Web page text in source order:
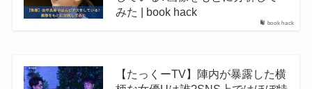
book hack
みた | book hack
【たっくーTV】陣内が暴露した横